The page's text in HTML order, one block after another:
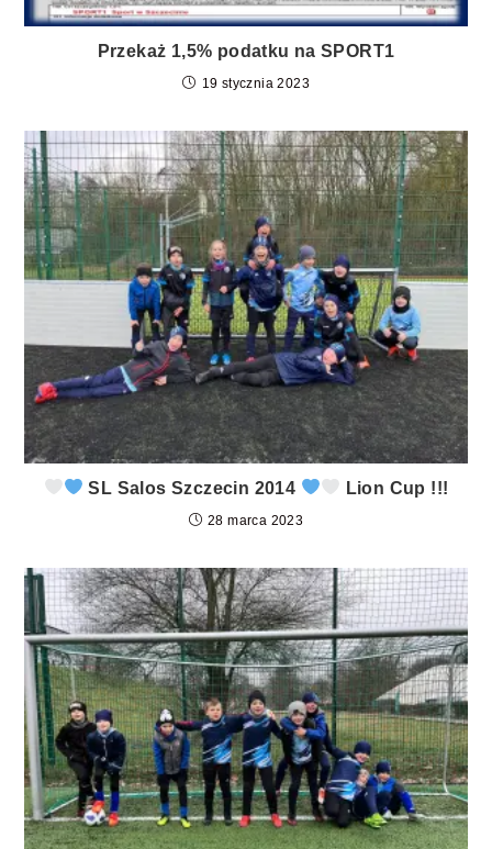
Przekaż 1,5% podatku na SPORT1
19 stycznia 2023
SL Salos Szczecin 2014 Lion Cup !!!
28 marca 2023